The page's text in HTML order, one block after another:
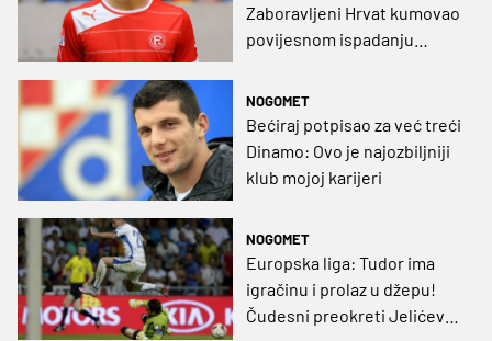
Zaboravljeni Hrvat kumovao
povijesnom ispadanju
NOGOMET
Bećiraj potpisao za već treći
Dinamo: Ovo je najozbiljniji
klub mojoj karijeri
NOGOMET
Europska liga: Tudor ima
igračinu i prolaz u džepu!
Čudesni preokreti Jelićeve